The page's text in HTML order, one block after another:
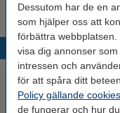
Dessutom har de en
som hjälper oss att
förbättra webbplatsen.
visa dig annonser
intressen och
för att spåra ditt
Policy gällande cookies
de fungerar och hur